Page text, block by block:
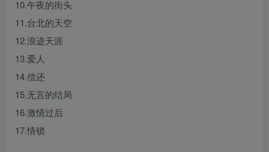
10.午夜的街头
11.台北的天空
12.浪迹天涯
13.爱人
14.偿还
15.无言的结局
16.激情过后
17.情锁